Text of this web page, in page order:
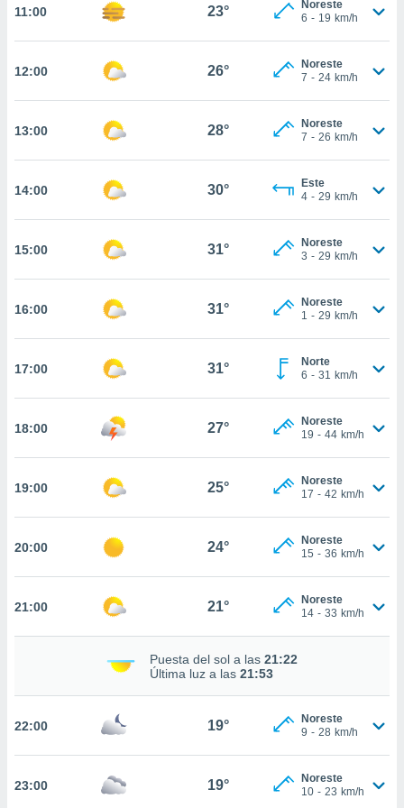
se
o
Puedes
acceder a
únicos
este sitio
de
posible
a lo que
su
11:00 23°
Noreste
6 - 19 km/h
12:00 26°
Noreste
7 - 24 km/h
13:00 28°
Noreste
7 - 26 km/h
14:00 30°
Este
4 - 29 km/h
15:00 31°
Noreste
3 - 29 km/h
16:00 31°
Noreste
1 - 29 km/h
17:00 31°
Norte
6 - 31 km/h
18:00 27°
Noreste
19 - 44 km/h
19:00 25°
Noreste
17 - 42 km/h
20:00 24°
Noreste
15 - 36 km/h
21:00 21°
Noreste
14 - 33 km/h
Puesta del sol a las 21:22
Última luz a las 21:53
22:00 19°
Noreste
9 - 28 km/h
23:00 19°
Noreste
10 - 23 km/h